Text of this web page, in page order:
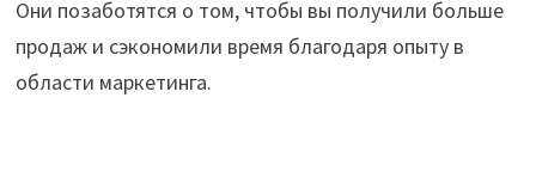
Они позаботятся о том, чтобы вы получили больше
продаж и сэкономили время благодаря опыту в
области маркетинга.